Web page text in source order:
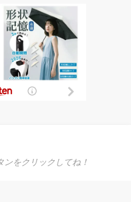
をクリックしてね！